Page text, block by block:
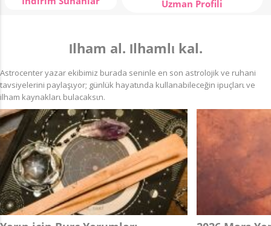
Uzman Profili
Ιlham al. Ιlhamlι kal.
Astrocenter yazar ekibimiz burada seninle en son astrolojik ve ruhani
tavsiyelerini paylaşιyor; günlük hayatιnda kullanabileceğin ipuçlarι ve
ilham kaynaklarι bulacaksιn.